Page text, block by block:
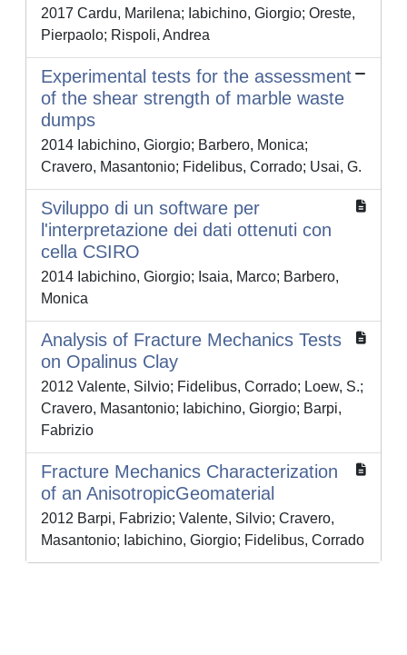
2017 Cardu, Marilena; Iabichino, Giorgio; Oreste,
Pierpaolo; Rispoli, Andrea
Experimental tests for the assessment
of the shear strength of marble waste
dumps
2014 Iabichino, Giorgio; Barbero, Monica;
Cravero, Masantonio; Fidelibus, Corrado; Usai, G.
Sviluppo di un software per
l'interpretazione dei dati ottenuti con
cella CSIRO
2014 Iabichino, Giorgio; Isaia, Marco; Barbero,
Monica
Analysis of Fracture Mechanics Tests
on Opalinus Clay
2012 Valente, Silvio; Fidelibus, Corrado; Loew, S.;
Cravero, Masantonio; Iabichino, Giorgio; Barpi,
Fabrizio
Fracture Mechanics Characterization
of an AnisotropicGeomaterial
2012 Barpi, Fabrizio; Valente, Silvio; Cravero,
Masantonio; Iabichino, Giorgio; Fidelibus, Corrado